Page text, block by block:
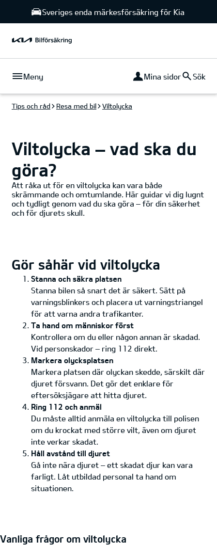
Sveriges enda märkesförsäkring för Kia
Meny Mina sidor Sök
Tips och råd Resa med bil Viltolycka
Viltolycka – vad ska du
göra?
Att råka ut för en viltolycka kan vara både
skrämmande och omtumlande. Här guidar vi dig lugnt
och tydligt genom vad du ska göra – för din säkerhet
och för djurets skull.
Gör såhär vid viltolycka
Stanna och säkra platsen
Stanna bilen så snart det är säkert. Sätt på
varningsblinkers och placera ut varningstriangel
för att varna andra trafikanter.
Ta hand om människor först
Kontrollera om du eller någon annan är skadad.
Vid personskador – ring 112 direkt.
Markera olycksplatsen
Markera platsen där olyckan skedde, särskilt där
djuret försvann. Det gör det enklare för
eftersöksjägare att hitta djuret.
Ring 112 och anmäl
Du måste alltid anmäla en viltolycka till polisen
om du krockat med större vilt, även om djuret
inte verkar skadat.
Håll avstånd till djuret
Gå inte nära djuret – ett skadat djur kan vara
farligt. Låt utbildad personal ta hand om
situationen.
Vanliga frågor om viltolycka